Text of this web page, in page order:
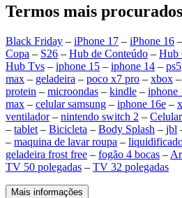
Termos mais procurados
Black Friday – iPhone 17 – iPhone 16 –
Copa – S26 – Hub de Conteúdo – Hub
Hub Tvs – iphone 15 – iphone 14 – ps5
max – geladeira – poco x7 pro – xbox –
protein – microondas – kindle – iphone
max – celular samsung – iphone 16e –
ventilador– nintendo switch 2 – Celular
– tablet – Bicicleta – Body Splash – jbl
– maquina de lavar roupa –
geladeira frost free – fogão 4 bocas –
TV 50 polegadas – TV 32 polegadas
Mais informações